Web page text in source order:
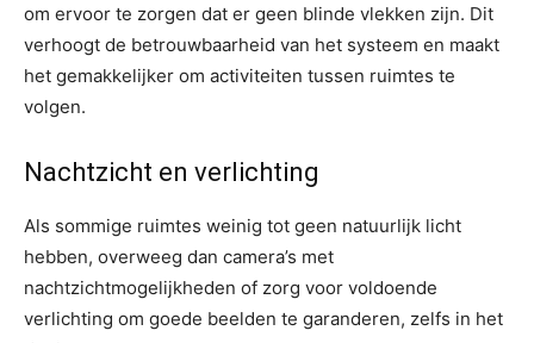
om ervoor te zorgen dat er geen blinde vlekken zijn. Dit
verhoogt de betrouwbaarheid van het systeem en maakt
het gemakkelijker om activiteiten tussen ruimtes te
volgen.
Nachtzicht en verlichting
Als sommige ruimtes weinig tot geen natuurlijk licht
hebben, overweeg dan camera’s met
nachtzichtmogelijkheden of zorg voor voldoende
verlichting om goede beelden te garanderen, zelfs in het